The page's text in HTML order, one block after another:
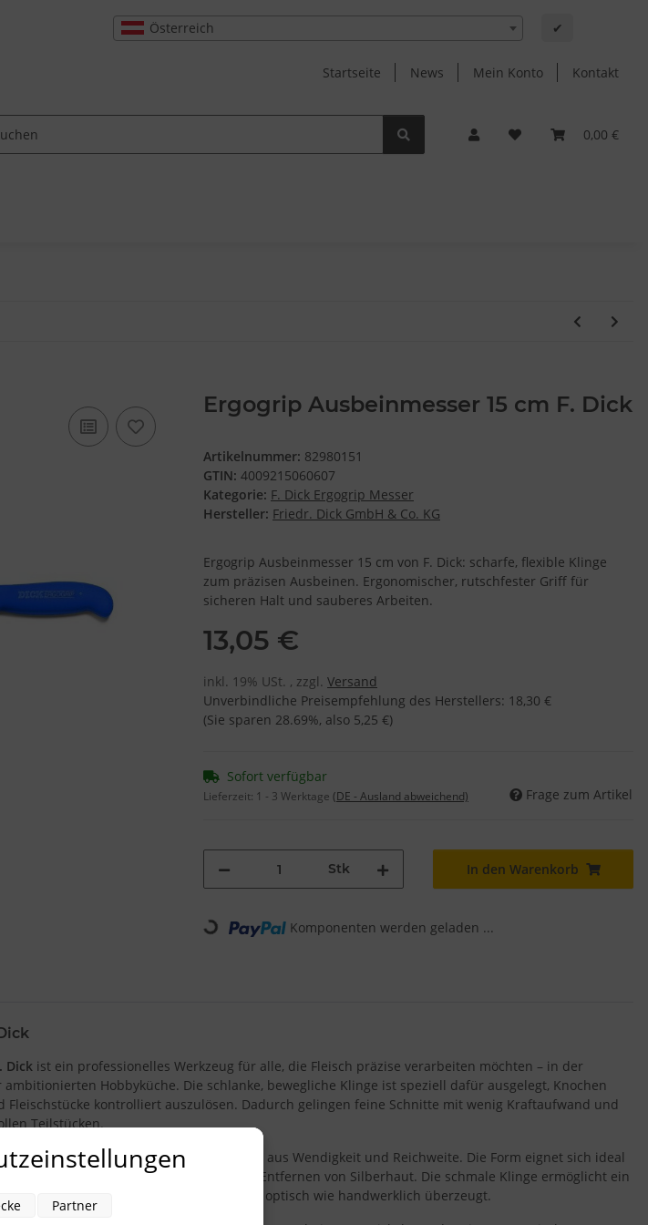
Österreich ✔
Startseite News Mein Konto Kontakt
0,00 €
Ergogrip Ausbeinmesser 15 cm F. Dick
Artikelnummer: 82980151
GTIN: 4009215060607
Kategorie: F. Dick Ergogrip Messer
Hersteller: Friedr. Dick GmbH & Co. KG
Ergogrip Ausbeinmesser 15 cm von F. Dick: scharfe, flexible Klinge
zum präzisen Ausbeinen. Ergonomischer, rutschfester Griff für
sicheren Halt und sauberes Arbeiten.
13,05 €
inkl. 19% USt. , zzgl. Versand
Unverbindliche Preisempfehlung des Herstellers: 18,30 €
(Sie sparen 28.69%, also 5,25 €)
Sofort verfügbar
Lieferzeit: 1 - 3 Werktage (DE - Ausland abweichend) Frage zum Artikel
Stk In den Warenkorb
Loading... Komponenten werden geladen ...
Dick ist ein professionelles Werkzeug für alle, die Fleisch präzise verarbeiten möchten – in der
Hobbyküche. Die schlanke, bewegliche Klinge ist speziell dafür ausgelegt, Knochen
Fleischstücke kontrolliert auszulösen. Dadurch gelingen feine Schnitte mit wenig Kraftaufwand und
Teilstücken.
Messer eine ausgewogene Kombination aus Wendigkeit und Reichweite. Die Form eignet sich ideal
oder Wild, aber auch zum Parieren und Entfernen von Silberhaut. Die schmale Klinge ermöglicht ein
Verschnitt entsteht und das Ergebnis optisch wie handwerklich überzeugt.
Partner